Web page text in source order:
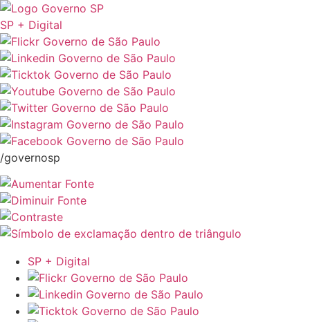
SP + Digital
/governosp
SP + Digital